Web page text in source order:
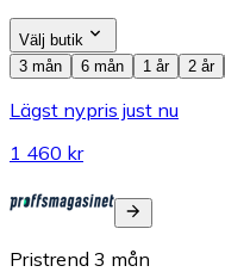
Välj butik
3 mån
6 mån 1 år 2 år
Lägst nypris just nu
1 460 kr
Pristrend 3 mån